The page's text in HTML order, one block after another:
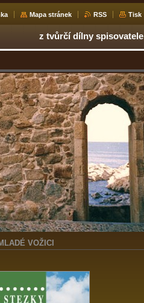
Mapa stránek RSS Tisk
z tvůrčí dílny spisovatele
VOŽICI